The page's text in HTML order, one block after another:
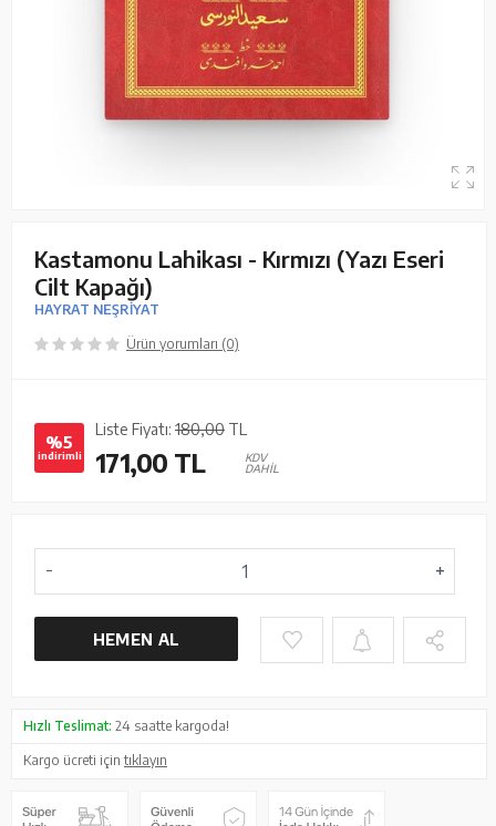
Kastamonu Lahikası - Kırmızı (Yazı Eseri
Cilt Kapağı)
HAYRAT NEŞRİYAT
Ürün yorumları (0)
%5
indirimli
Liste Fiyatı: 180,00 TL
171,00 TL
KDV
DAHİL
HEMEN AL
Hızlı Teslimat: 24 saatte kargoda!
Kargo ücreti içintıklayın